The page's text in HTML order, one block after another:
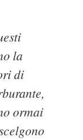
la
di
ormai